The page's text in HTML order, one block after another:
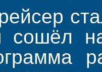
сошёл